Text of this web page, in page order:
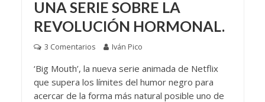
UNA SERIE SOBRE LA
REVOLUCIÓN HORMONAL.
3 Comentarios Iván Pico
‘Big Mouth’, la nueva serie animada de Netflix
que supera los límites del humor negro para
acercar de la forma más natural posible uno de